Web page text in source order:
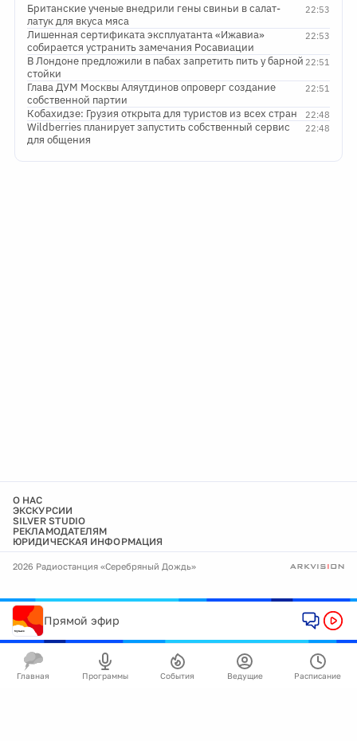
22:53
Британские ученые внедрили гены свиньи в салат-
латук для вкуса мяса
22:53
Лишенная сертификата эксплуатанта «Ижавиа»
собирается устранить замечания Росавиации
22:51
В Лондоне предложили в пабах запретить пить у барной
стойки
22:51
Глава ДУМ Москвы Аляутдинов опроверг создание
собственной партии
22:48
Кобахидзе: Грузия открыта для туристов из всех стран
22:48
Wildberries планирует запустить собственный сервис
для общения
О НАС
ЭКСКУРСИИ
SILVER STUDIO
РЕКЛАМОДАТЕЛЯМ
ЮРИДИЧЕСКАЯ ИНФОРМАЦИЯ
2026 Радиостанция «Серебряный Дождь»
Прямой эфир
Главная Программы События Ведущие Расписание